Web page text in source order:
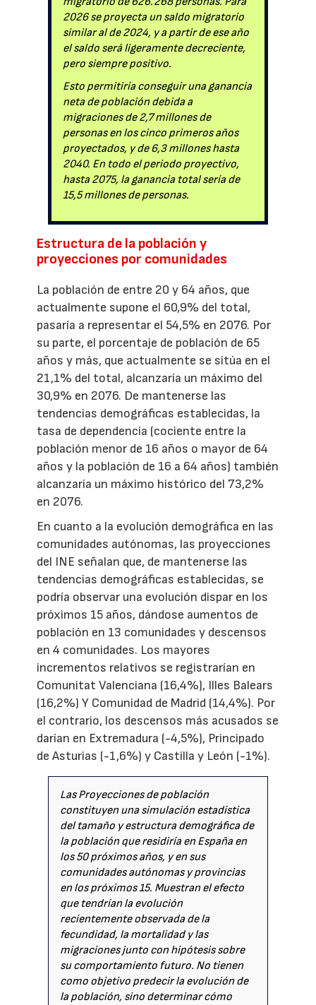
2026 se proyecta un saldo migratorio
similar al de 2024, y a partir de ese año
el saldo será ligeramente decreciente,
pero siempre positivo.
Esto permitiría conseguir una ganancia
neta de población debida a
migraciones de 2,7 millones de
personas en los cinco primeros años
proyectados, y de 6,3 millones hasta
2040. En todo el periodo proyectivo,
hasta 2075, la ganancia total sería de
15,5 millones de personas.
Estructura de la población y
proyecciones por comunidades
La población de entre 20 y 64 años, que
actualmente supone el 60,9% del total,
pasaría a representar el 54,5% en 2076. Por
su parte, el porcentaje de población de 65
años y más, que actualmente se sitúa en el
21,1% del total, alcanzaría un máximo del
30,9% en 2076. De mantenerse las
tendencias demográficas establecidas, la
tasa de dependencia (cociente entre la
población menor de 16 años o mayor de 64
años y la población de 16 a 64 años) también
alcanzaría un máximo histórico del 73,2%
en 2076.
En cuanto a la evolución demográfica en las
comunidades autónomas, las proyecciones
del INE señalan que, de mantenerse las
tendencias demográficas establecidas, se
podría observar una evolución dispar en los
próximos 15 años, dándose aumentos de
población en 13 comunidades y descensos
en 4 comunidades. Los mayores
incrementos relativos se registrarían en
Comunitat Valenciana (16,4%), Illes Balears
(16,2%) Y Comunidad de Madrid (14,4%). Por
el contrario, los descensos más acusados se
darían en Extremadura (-4,5%), Principado
de Asturias (-1,6%) y Castilla y León (-1%).
Las Proyecciones de población
constituyen una simulación estadística
del tamaño y estructura demográfica de
la población que residiría en España en
los 50 próximos años, y en sus
comunidades autónomas y provincias
en los próximos 15. Muestran el efecto
que tendrían la evolución
recientemente observada de la
fecundidad, la mortalidad y las
migraciones junto con hipótesis sobre
su comportamiento futuro. No tienen
como objetivo predecir la evolución de
la población, sino determinar cómo